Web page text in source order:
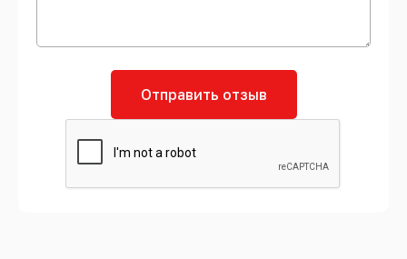
Отправить отзыв